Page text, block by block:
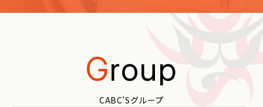
Group
CABC’Sグループ